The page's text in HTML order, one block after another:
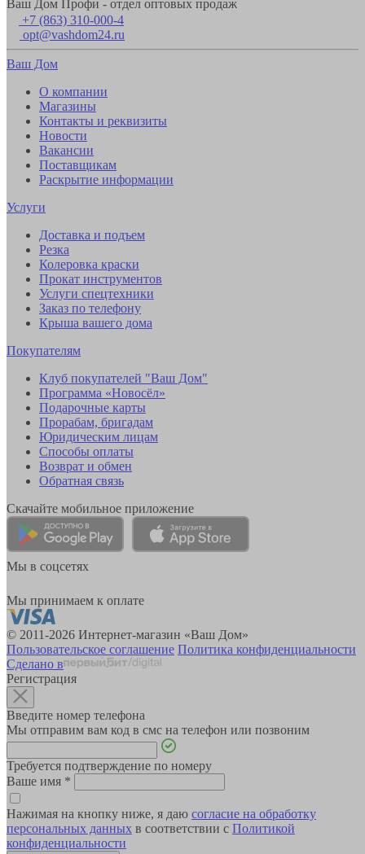
Ваш Дом Профи - отдел оптовых продаж
+7 (863) 310-000-4
opt@vashdom24.ru
Ваш Дом
О компании
Магазины
Контакты и реквизиты
Новости
Вакансии
Поставщикам
Раскрытие информации
Услуги
Доставка и подъем
Резка
Колеровка краски
Прокат инструментов
Услуги спецтехники
Заказ по телефону
Крыша вашего дома
Покупателям
Клуб покупателей "Ваш Дом"
Программа «Новосёл»
Подарочные карты
Прорабам, бригадам
Юридическим лицам
Способы оплаты
Возврат и обмен
Обратная связь
Скачайте мобильное приложение
Мы в соцсетях
Мы принимаем к оплате
© 2011-2026 Интернет-магазин «Ваш Дом»
Пользовательское соглашение Политика конфиденциальности
Сделано в
Регистрация
Введите номер телефона
Мы отправим вам код в смс на телефон или позвоним
Требуется подтверждение по номеру
Ваше имя *
Нажимая на кнопку ниже, я даю согласие на обработку
персональных данных в соответствии с Политикой
конфиденциальности